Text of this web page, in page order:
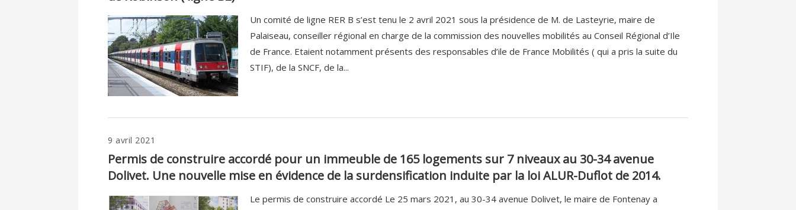
Un comité de ligne RER B s’est tenu le 2 avril 2021 sous la présidence de M. de Lasteyrie, maire de
Palaiseau, conseiller régional en charge de la commission des nouvelles mobilités au Conseil Régional d’Ile
de France. Etaient notamment présents des responsables d’ile de France Mobilités ( qui a pris la suite du
STIF), de la SNCF, de la...
9 avril 2021
Permis de construire accordé pour un immeuble de 165 logements sur 7 niveaux au 30-34 avenue
Dolivet. Une nouvelle mise en évidence de la surdensification induite par la loi ALUR-Duflot de 2014.
Le permis de construire accordé Le 25 mars 2021, au 30-34 avenue Dolivet, le maire de Fontenay a